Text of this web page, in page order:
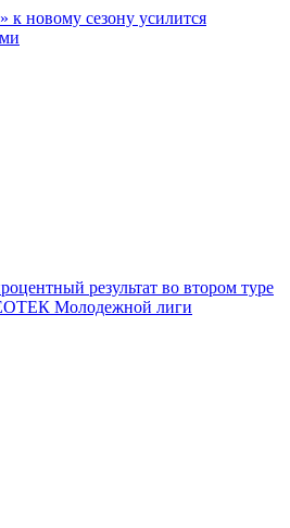
к новому сезону усилится
результат во втором туре
Молодежной лиги